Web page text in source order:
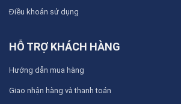
Điều khoản sử dụng
HỖ TRỢ KHÁCH HÀNG
Hướng dẫn mua hàng
Giao nhận hàng và thanh toán